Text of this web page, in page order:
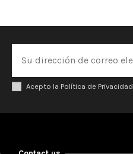
Acepto la Política de Privacidad